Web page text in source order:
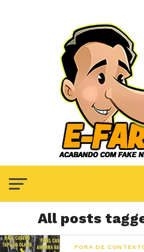
All posts
FORA DE